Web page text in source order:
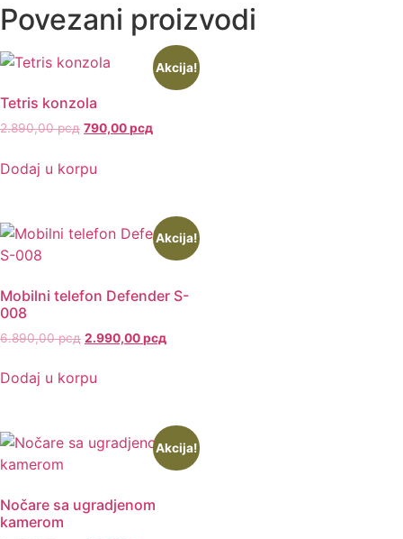
Povezani proizvodi
Akcija!
Tetris konzola
2.890,00рсд 790,00рсд
Dodaj u korpu
Akcija!
Mobilni telefon Defender S-
008
6.890,00рсд 2.990,00рсд
Dodaj u korpu
Akcija!
Nočare sa ugradjenom
kamerom